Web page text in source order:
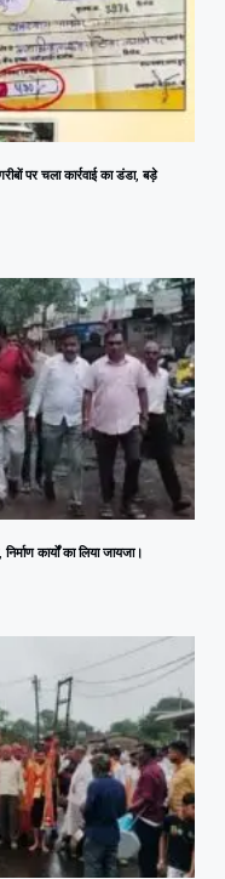
पर चला कार्रवाई का डंडा, बड़े
कार्यों का लिया जायजा।